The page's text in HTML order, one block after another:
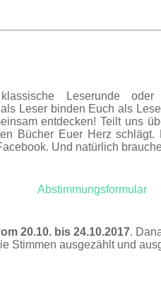
Leserunde
Leser binden Euch als
entdecken! Teilt uns
Bücher Euer Herz schlägt.
Und natürlich
Abstimmungsformular
20.10. bis 24.10.2017.
Stimmen ausgezählt und